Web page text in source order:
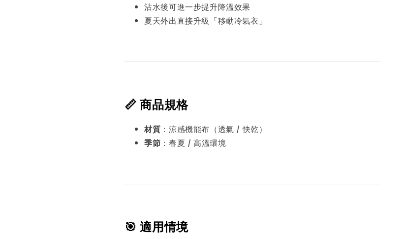
沾水後可進一步提升降溫效果
夏天外出直接升級「移動冷氣衣」
📏 商品規格
材質 ：涼感機能布（透氣 / 快乾）
季節 ：春夏 / 高溫環境
🎯 適用情境